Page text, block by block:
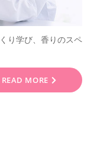
り学び、香りのスペ
READ MORE